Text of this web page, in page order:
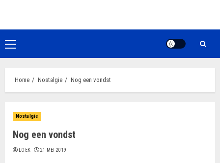
de
inhoudPrimair
menu
Home Nostalgie Nog een vondst
Nostalgie
Nog een vondst
LOEK 21 MEI 2019